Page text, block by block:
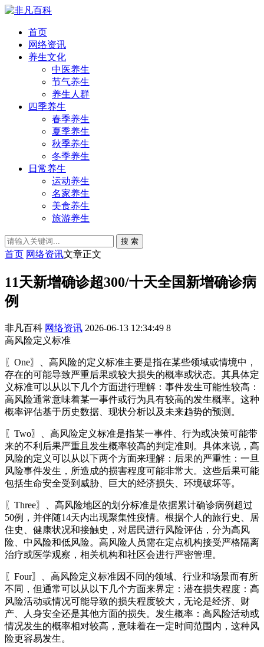
首页
网络资讯
养生文化
中医养生
节气养生
养生人群
四季养生
春季养生
夏季养生
秋季养生
冬季养生
日常养生
运动养生
名家养生
美食养生
旅游养生
搜 索
首页 网络资讯文章正文
11天新增确诊超300/十天全国新增确诊病
例
非凡百科 网络资讯 2026-06-13 12:34:49 8
高风险定义标准
〖One〗、高风险的定义标准主要是指在某些领域或情境中，
存在的可能导致严重后果或较大损失的概率或状态。其具体定
义标准可以从以下几个方面进行理解：事件发生可能性较高：
高风险通常意味着某一事件或行为具有较高的发生概率。这种
概率评估基于历史数据、现状分析以及未来趋势的预测。
〖Two〗、高风险定义标准是指某一事件、行为或决策可能带
来的不利后果严重且发生概率较高的判定准则。具体来说，高
风险的定义可以从以下两个方面来理解：后果的严重性：一旦
风险事件发生，所造成的损害程度可能非常大。这些后果可能
包括生命安全受到威胁、巨大的经济损失、环境破坏等。
〖Three〗、高风险地区的划分标准是依据累计确诊病例超过
50例，并伴随14天内出现聚集性疫情。根据个人的旅行史、居
住史、健康状况和接触史，对居民进行风险评估，分为高风
险、中风险和低风险。高风险人员需在定点机构接受严格隔离
治疗或医学观察，相关机构和社区会进行严密管理。
〖Four〗、高风险定义标准因不同的领域、行业和场景而有所
不同，但通常可以从以下几个方面来界定：潜在损失程度：高
风险活动或情况可能导致的损失程度较大，无论是经济、财
产、人身安全还是其他方面的损失。发生概率：高风险活动或
情况发生的概率相对较高，意味着在一定时间范围内，这种风
险更容易发生。